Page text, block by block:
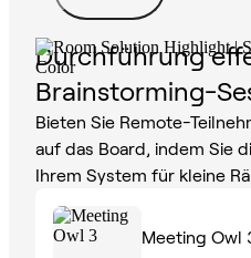
Durchführung
Brainstorming-
Bieten Sie Remote-
auf das Board, indem Sie
Ihrem System für kleine
Meeting Owl